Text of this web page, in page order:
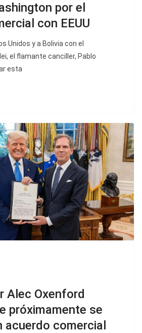
por el
con EEUU
Unidos y a Bolivia con el
el flamante canciller, Pablo
esta
Alec Oxenford
próximamente se
acuerdo comercial